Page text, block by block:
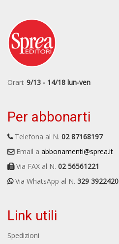
Orari: 9/13 - 14/18 lun-ven
Per abbonarti
Telefona al N. 02 87168197
Email a abbonamenti@sprea.it
Via FAX al N. 02 56561221
Via WhatsApp al N. 329 3922420
Link utili
Spedizioni